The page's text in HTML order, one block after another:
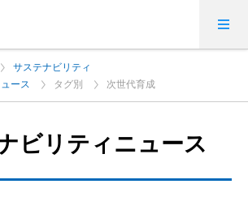
サステナビリティ
ース
タグ別 次世代育成
ビリティニュース